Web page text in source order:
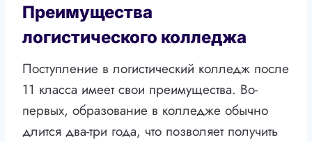
Преимущества
логистического колледжа
Поступление в логистический колледж после
11 класса имеет свои преимущества. Во-
первых, образование в колледже обычно
длится два-три года, что позволяет получить